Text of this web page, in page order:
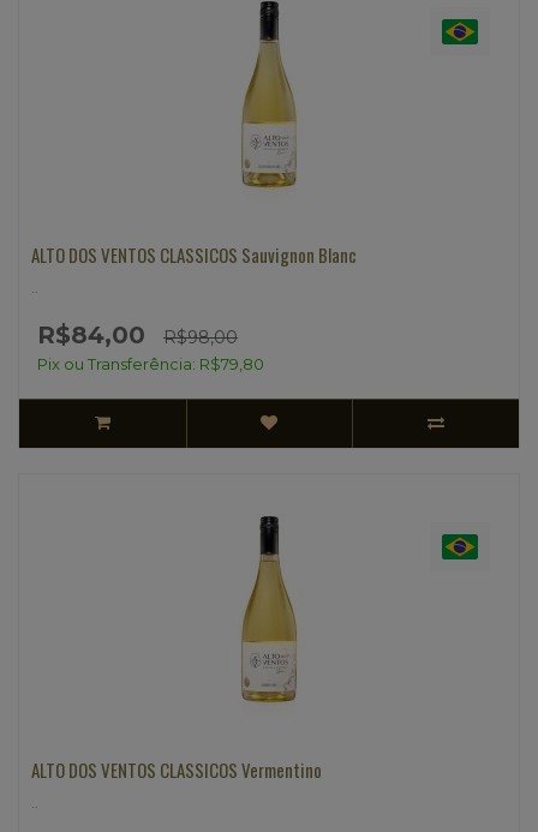
ALTO DOS VENTOS CLASSICOS Sauvignon Blanc
R$84,00 R$98,00
Pix ou Transferência: R$79,80
ALTO DOS VENTOS CLASSICOS Vermentino